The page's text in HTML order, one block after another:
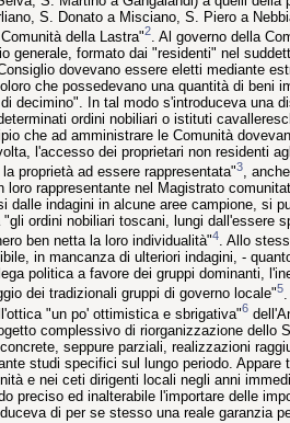
S. Donato a Misciano, S. Piero a
della Lastra"2. Al governo della
generale, formato dai "residenti" nel
dovevano essere eletti mediante
che possedevano una quantità di beni
decimino". In tal modo s'introduceva una
ordini nobiliari o istituti
che ad amministrare le Comunità
l'accesso dei proprietari non residenti
proprietà ad essere rappresentata"3,
rappresentante nel Magistrato
indagini in alcune aree campione, si
ordini nobiliari toscani, lungi dall'essere
ben netta la loro individualità"4. Allo
in mancanza di ulteriori indagini, -
politica a favore dei gruppi dominanti,
dei tradizionali gruppi di governo locale"5
"un po' ottimistica e sbrigativa"6
complessivo di riorganizzazione dello
seppure parziali, realizzazioni
studi specifici sul lungo periodo. Appare
e nei ceti dirigenti locali negli anni
preciso ed inalterabile l'importare delle
di per se stesso una reale garanzia